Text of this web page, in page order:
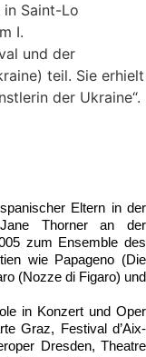
Saint-Lo
I.
und der
teil. Sie erhielt
der Ukraine“.
Eltern in der
Thorner an der
zum Ensemble des
wie Papageno (Die
(Nozze di Figaro) und
in Konzert und Oper
Graz, Festival d’Aix-
Dresden, Theatre